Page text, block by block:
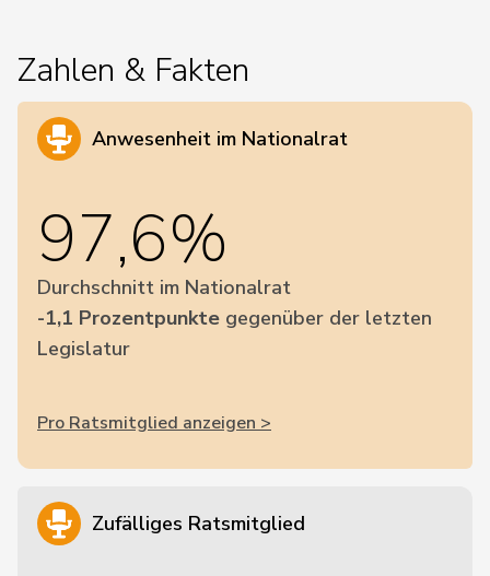
Zahlen & Fakten
Anwesenheit im Nationalrat
97,6%
Durchschnitt im Nationalrat
-1,1 Prozentpunkte gegenüber der letzten
Legislatur
Pro Ratsmitglied anzeigen >
Zufälliges Ratsmitglied